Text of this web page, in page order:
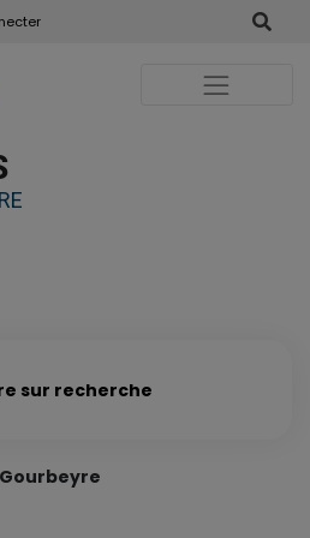
sur recherche